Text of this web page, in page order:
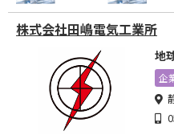
株式会社田嶋電気工業所
地
企